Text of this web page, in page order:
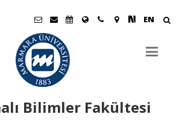
EN
Bilimler Fakültesi